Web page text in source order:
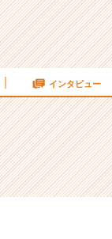
インタビュー